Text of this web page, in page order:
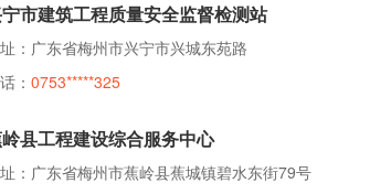
市建筑工程质量安全监督检测站
：广东省梅州市兴宁市兴城东苑路
： 0753*****325
县工程建设综合服务中心
：广东省梅州市蕉岭县蕉城镇碧水东街79号